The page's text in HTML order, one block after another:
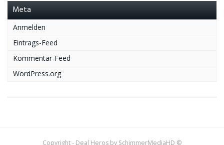
Meta
Anmelden
Eintrags-Feed
Kommentar-Feed
WordPress.org
Copyright - Deal Heros by SchimmerMediaHD ©